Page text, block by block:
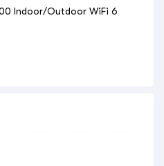
Indoor/Outdoor WiFi 6